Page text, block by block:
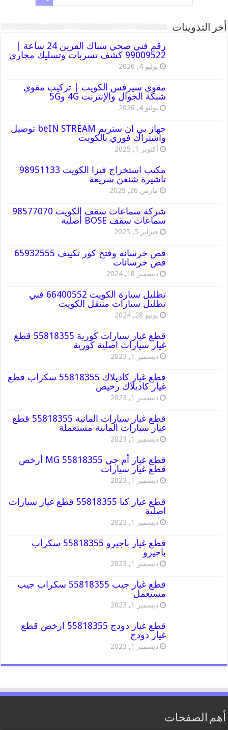
أخر التدوينات
رقم فني صحي سباك القرين 24 ساعة |
99009522 كشف تسربات وتسليك مجاري
يوليو 4, 2026
مقوي سيرفس الكويت | تركيب مقوي
شبكة الجوال والإنترنت 4G و5G
يوليو 4, 2026
جهاز بي ان ستريم beIN STREAM توصيل
واشتراك فوري بالكويت
أكتوبر 1, 2025
مكتب استخراج فيزا الكويت 98951133
تاشيرة شنغن سريعة
مارس 26, 2025
شركة سماعات سقف الكويت 98577070
سماعات سقف BOSE أصلية
فبراير 5, 2025
قص خرسانه وفتح كور تكييف 65932555
قص خرسانات
ديسمبر 18, 2024
تظليل سيارة الكويت 66400552 فني
تظليل سيارات متنقل الكويت
يونيو 28, 2024
قطع غيار سيارات كورية 55818355 قطع
غيار سيارات اصلية كورية
ديسمبر 1, 2023
قطع غيار كاديلاك 55818355 سكراب قطع
غيار كاديلاك رخيص
ديسمبر 1, 2023
قطع غيار سيارات المانية 55818355 قطع
غيار سيارات المانية مستعملة
ديسمبر 1, 2023
قطع غيار أم جي MG 55818355 أرخص
قطع غيار سيارات
ديسمبر 1, 2023
قطع غيار كيا 55818355 قطع غيار سيارات
اصلية
ديسمبر 1, 2023
قطع غيار باجيرو 55818355 سكراب
باجيرو
ديسمبر 1, 2023
قطع غيار جيب 55818355 سكراب جيب
مستعمل
ديسمبر 1, 2023
قطع غيار دودج 55818355 ارخص قطع
غيار دودج
ديسمبر 1, 2023
أهم الصفحات